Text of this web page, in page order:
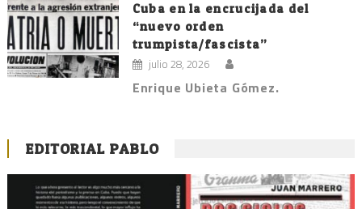
Cuba en la encrucijada del
“nuevo orden
trumpista/fascista”
julio 28, 2026
Enrique Ubieta Gómez.
EDITORIAL PABLO